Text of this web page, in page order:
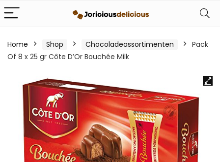
Home Shop Chocoladeassortimenten
Pack
Of 8 x 25 gr Côte D’Or Bouchée Milk